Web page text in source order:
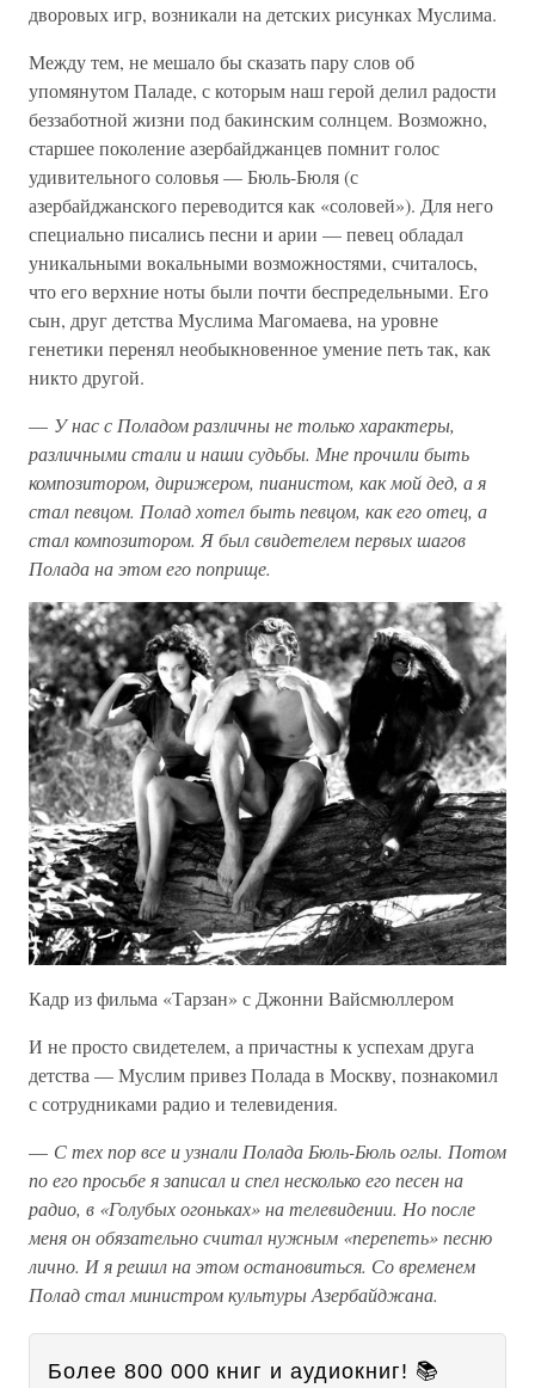
дворовых игр, возникали на детских рисунках Муслима.
Между тем, не мешало бы сказать пару слов об
упомянутом Паладе, с которым наш герой делил радости
беззаботной жизни под бакинским солнцем. Возможно,
старшее поколение азербайджанцев помнит голос
удивительного соловья — Бюль-Бюля (с
азербайджанского переводится как «соловей»). Для него
специально писались песни и арии — певец обладал
уникальными вокальными возможностями, считалось,
что его верхние ноты были почти беспредельными. Его
сын, друг детства Муслима Магомаева, на уровне
генетики перенял необыкновенное умение петь так, как
никто другой.
— У нас с Поладом различны не только характеры,
различными стали и наши судьбы. Мне прочили быть
композитором, дирижером, пианистом, как мой дед, а я
стал певцом. Полад хотел быть певцом, как его отец, а
стал композитором. Я был свидетелем первых шагов
Полада на этом его поприще.
Кадр из фильма «Тарзан» с Джонни Вайсмюллером
И не просто свидетелем, а причастны к успехам друга
детства — Муслим привез Полада в Москву, познакомил
с сотрудниками радио и телевидения.
— С тех пор все и узнали Полада Бюль-Бюль оглы. Потом
по его просьбе я записал и спел несколько его песен на
радио, в «Голубых огоньках» на телевидении. Но после
меня он обязательно считал нужным «перепеть» песню
лично. И я решил на этом остановиться. Со временем
Полад стал министром культуры Азербайджана.
Более 800 000 книг и аудиокниг! 📚